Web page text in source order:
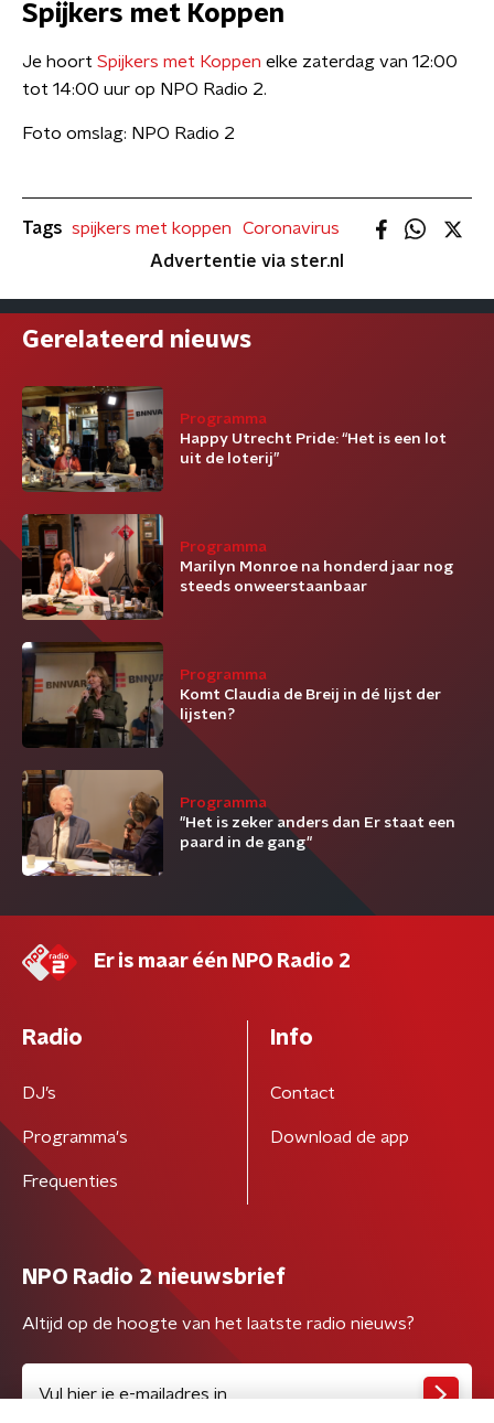
Spijkers met Koppen
Je hoort Spijkers met Koppen elke zaterdag van 12:00
tot 14:00 uur op NPO Radio 2.
Foto omslag: NPO Radio 2
Tags spijkers met koppen
Coronavirus
Advertentie via ster.nl
Gerelateerd nieuws
Programma
Happy Utrecht Pride: “Het is een lot
uit de loterij”
Programma
Marilyn Monroe na honderd jaar nog
steeds onweerstaanbaar
Programma
Komt Claudia de Breij in dé lijst der
lijsten?
Programma
"Het is zeker anders dan Er staat een
paard in de gang"
Er is maar één NPO Radio 2
Radio
DJ’s
Programma's
Frequenties
Info
Contact
Download de app
NPO Radio 2 nieuwsbrief
Altijd op de hoogte van het laatste radio nieuws?